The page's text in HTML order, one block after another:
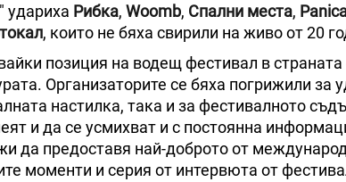
" удариха Рибка, Woomb, Спални места,
, които не бяха свирили на живо от 20
позиция на водещ фестивал в страната
Организаторите се бяха погрижили за
настилка, така и за фестивалното
и да се усмихват и с постоянна
да предоставя най-доброто от
моменти и серия от интервюта от